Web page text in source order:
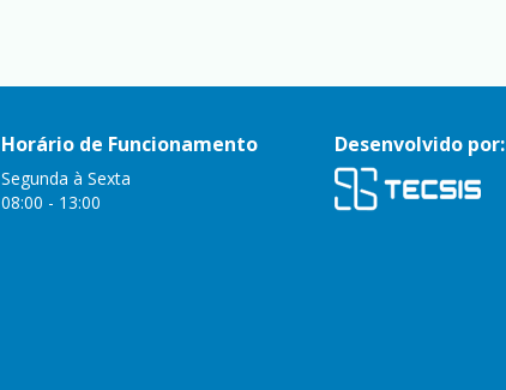
Horário de Funcionamento
Segunda à Sexta
08:00 - 13:00
Desenvolvido por: